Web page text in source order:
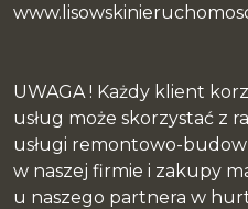
UWAGA ! Każdy klient
usług może skorzystać z
usługi remontowo-
w naszej firmie i zakupy
u naszego partnera w